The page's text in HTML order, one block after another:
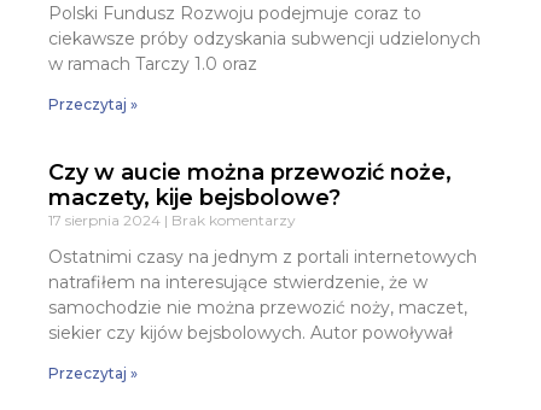
Polski Fundusz Rozwoju podejmuje coraz to
ciekawsze próby odzyskania subwencji udzielonych
w ramach Tarczy 1.0 oraz
Przeczytaj »
Czy w aucie można przewozić noże,
maczety, kije bejsbolowe?
17 sierpnia 2024 Brak komentarzy
Ostatnimi czasy na jednym z portali internetowych
natrafiłem na interesujące stwierdzenie, że w
samochodzie nie można przewozić noży, maczet,
siekier czy kijów bejsbolowych. Autor powoływał
Przeczytaj »